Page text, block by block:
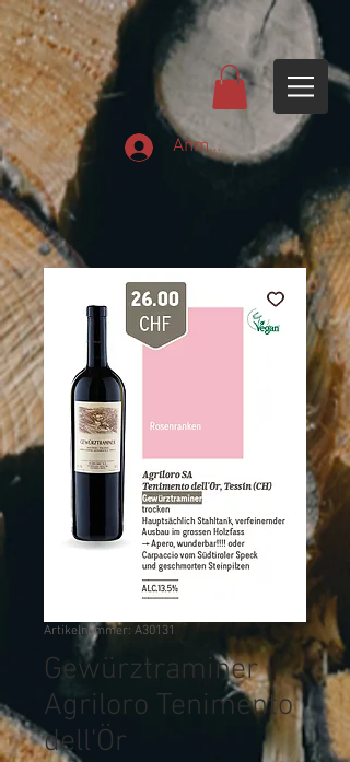
Anmelden
Artikelnummer: A30131
Gewürztraminer |
Agriloro Tenimento
dell'Ör